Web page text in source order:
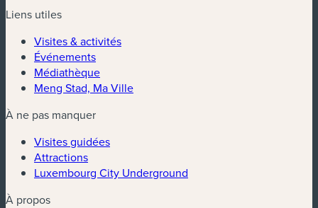
Liens utiles
Visites & activités
Événements
Médiathèque
Meng Stad, Ma Ville
À ne pas manquer
Visites guidées
Attractions
Luxembourg City Underground
À propos